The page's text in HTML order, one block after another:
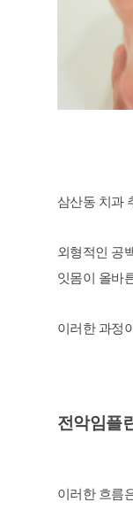
삼산동 치과
외형적인 공
잇몸이 올바
이러한 과정
전악임플
이러한 흐름